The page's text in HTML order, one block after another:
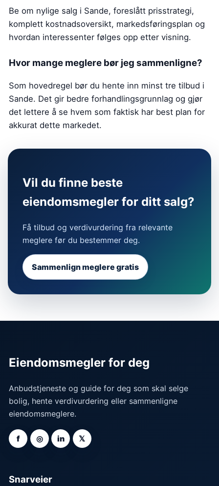
Be om nylige salg i Sande, foreslått prisstrategi,
komplett kostnadsoversikt, markedsføringsplan og
hvordan interessenter følges opp etter visning.
Hvor mange meglere bør jeg sammenligne?
Som hovedregel bør du hente inn minst tre tilbud i
Sande. Det gir bedre forhandlingsgrunnlag og gjør
det lettere å se hvem som faktisk har best plan for
akkurat dette markedet.
Vil du finne beste
eiendomsmegler for ditt salg?
Få tilbud og verdivurdering fra relevante
meglere før du bestemmer deg.
Sammenlign meglere gratis
Eiendomsmegler for deg
Anbudstjeneste og guide for deg som skal selge
bolig, hente verdivurdering eller sammenligne
eiendomsmeglere.
f ◎ in 𝕏
Snarveier